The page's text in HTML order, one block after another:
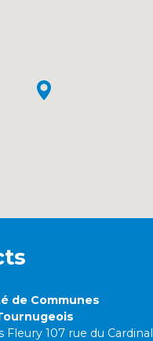
de Communes
Fleury 107 rue du Cardinal